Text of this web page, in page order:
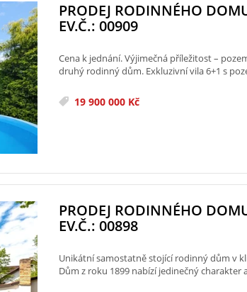
PRODEJ RODINNÉHO
EV.Č.: 00909
Cena k jednání. Výjimečná příležitost –
druhý rodinný dům. Exkluzivní vila 6+1 s
19 900 000 Kč
PRODEJ RODINNÉHO
EV.Č.: 00898
Unikátní samostatně stojící rodinný dům v
Dům z roku 1899 nabízí jedinečný